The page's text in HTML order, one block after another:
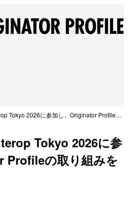
6月10～12日のInterop Tokyo 2026に参加し、Originator Profileの取り組みを紹介します
Tokyo 2026に参
Profileの取り組みを